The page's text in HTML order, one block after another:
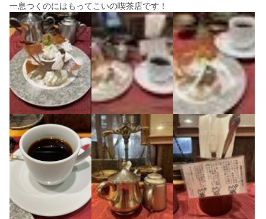
一息つくのにはもってこいの喫茶店です！